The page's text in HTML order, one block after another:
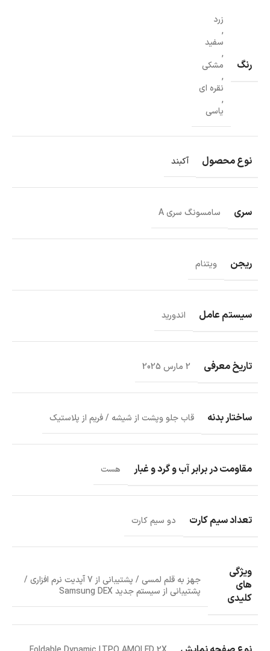
رنگ
زرد
,
سفید
,
مشکی
,
نقره ای
,
یاسی
نوع محصول آکبند
سری سامسونگ سری A
ریجن ویتنام
سیستم عامل اندورید
تاریخ معرفی 2 مارس 2025
ساختار بدنه قاب جلو وپشت از شیشه / فریم از پلاستیک
مقاومت در برابر آب و گرد و غبار هست
تعداد سیم کارت دو سیم کارت
ویژگی
های
کلیدی
جهز به قلم لمسی / پشتیبانی از 7 آپدیت نرم افزاری /
پشتیبانی از سیستم جدید Samsung DEX